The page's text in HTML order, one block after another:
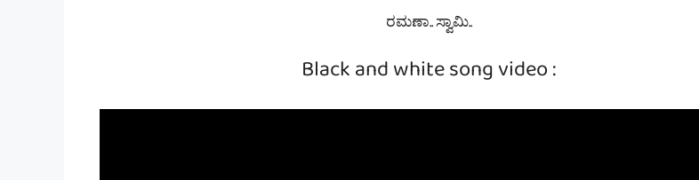
ರಮಣಾ.. ಸ್ವಾಮಿ..
Black and white song video :